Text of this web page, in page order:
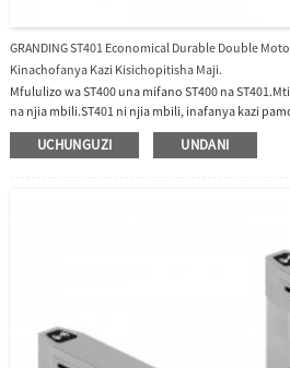
GRANDING ST401 Economical Durable Double
Kinachofanya Kazi Kisichopitisha Maji.
Mfululizo wa ST400 una mifano ST400 na
na njia mbili.ST401 ni njia mbili, inafanya kazi
nyingi.Mfululizo wa ST400 umeundwa kwa
kiwanda, jengo la ofisi, shule na mazoezi nk.
UCHUNGUZI UNDANI